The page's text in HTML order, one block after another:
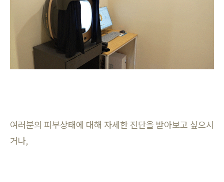
여러분의 피부상태에 대해 자세한 진단을 받아보고 싶으시
거나,